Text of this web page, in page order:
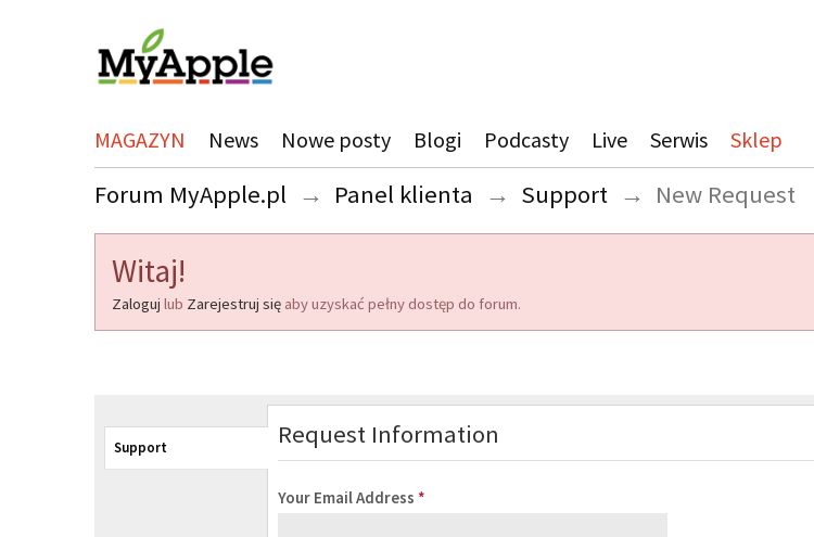
MAGAZYN News Nowe posty Blogi Podcasty Live Serwis Sklep
Forum MyApple.pl → Panel klienta → Support → New Request
Witaj!
Zaloguj lub Zarejestruj się aby uzyskać pełny dostęp do forum.
Support Request Information
Your Email Address *